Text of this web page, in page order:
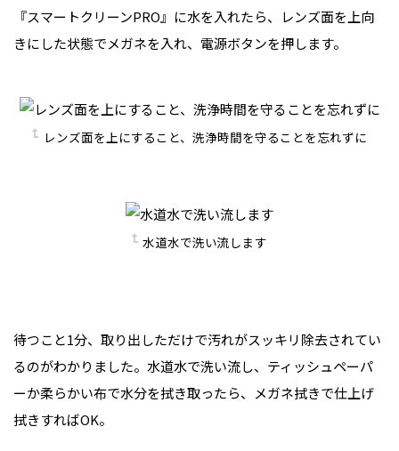
『スマートクリーンPRO』に水を入れたら、レンズ面を上向
きにした状態でメガネを入れ、電源ボタンを押します。
レンズ面を上にすること、洗浄時間を守ることを忘れずに
水道水で洗い流します
待つこと1分、取り出しただけで汚れがスッキリ除去されてい
るのがわかりました。水道水で洗い流し、ティッシュペーパ
ーか柔らかい布で水分を拭き取ったら、メガネ拭きで仕上げ
拭きすればOK。